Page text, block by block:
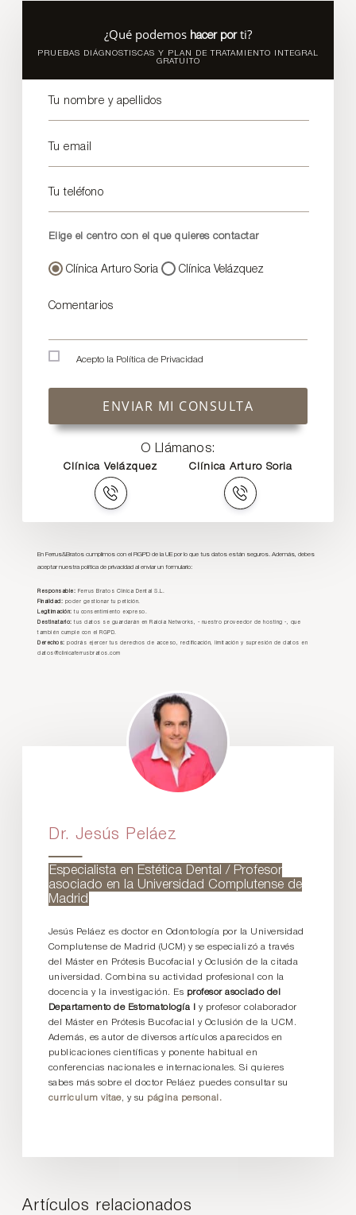
¿Qué podemos hacer porti?
PRUEBAS DIÁGNOSTISCAS Y PLAN DE TRATAMIENTO INTEGRAL
GRATUITO
Tu nombre y apellidos
Tu email
Tu teléfono
Elige el centro con el que quieres contactar
Clínica Arturo Soria Clínica Velázquez
Comentarios
Acepto la Política de Privacidad
ENVIAR MI CONSULTA
O Llámanos:
Clínica Velázquez Clínica Arturo Soria
En Ferrus&Bratos cumplimos con el RGPD de la UE por lo que tus datos están seguros. Además, debes
aceptar nuestra política de privacidad al enviar un formulario:
Responsable: Ferrus Bratos Clínica Dental S.L.
Finalidad: poder gestionar tu petición.
Legitimación: tu consentimiento expreso.
Destinatario: tus datos se guardarán en Raiola Networks, - nuestro proveedor de hosting -, que
también cumple con el RGPD.
Derechos: podrás ejercer tus derechos de acceso, rectificación, limitación y supresión de datos en
datos@clinicaferrusbratos.com
Dr. Jesús Peláez
Especialista en Estética Dental / Profesor
asociado en la Universidad Complutense de
Madrid
Jesús Peláez es doctor en Odontología por la Universidad
Complutense de Madrid (UCM) y se especializó a través
del Máster en Prótesis Bucofacial y Oclusión de la citada
universidad. Combina su actividad profesional con la
docencia y la investigación. Es profesor asociado del
Departamento de Estomatología I
y profesor colaborador
del Máster en Prótesis Bucofacial y Oclusión de la UCM.
Además, es autor de diversos artículos aparecidos en
publicaciones científicas y ponente habitual en
conferencias nacionales e internacionales. Si quieres
sabes más sobre el doctor Peláez puedes consultar su
curriculum vitae, y su página personal.
Artículos relacionados